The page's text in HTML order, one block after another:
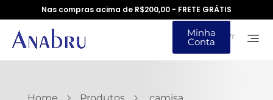
Nas compras acima de R$200,00 - FRETE GRÁTIS
Minha
Conta